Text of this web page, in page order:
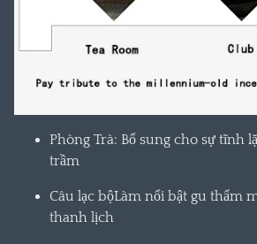
Phòng Trà: Bổ sung cho sự tĩnh
trầm
Câu lạc bộLàm nổi bật gu thẩm
thanh lịch